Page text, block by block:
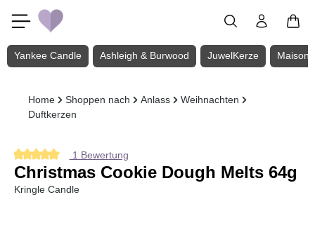
Zum Hauptinhalt springen
Yankee Candle Ashleigh & Burwood JuwelKerze Maison
Home Shoppen nach Anlass
Weihnachten
Duftkerzen
Durchschnittliche Bewertung von 5 von 5 Sternen
1 Bewertung
Christmas Cookie Dough Melts 64g
Kringle Candle